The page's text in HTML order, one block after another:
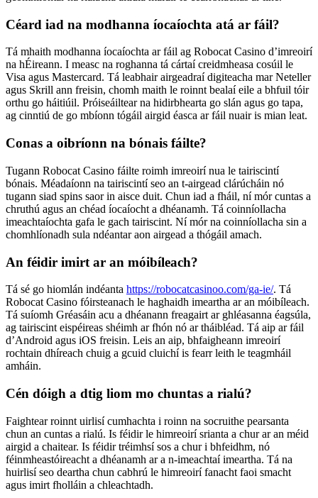
Céard iad na modhanna íocaíochta atá ar fáil?
Tá mhaith modhanna íocaíochta ar fáil ag Robocat Casino d’imreoirí
na hÉireann. I measc na roghanna tá cártaí creidmheasa cosúil le
Visa agus Mastercard. Tá leabhair airgeadraí digiteacha mar Neteller
agus Skrill ann freisin, chomh maith le roinnt bealaí eile a bhfuil tóir
orthu go háitiúil. Próiseáiltear na hidirbhearta go slán agus go tapa,
ag cinntiú de go mbíonn tógáil airgid éasca ar fáil nuair is mian leat.
Conas a oibríonn na bónais fáilte?
Tugann Robocat Casino fáilte roimh imreoirí nua le tairiscintí
bónais. Méadaíonn na tairiscintí seo an t-airgead clárúcháin nó
tugann siad spins saor in aisce duit. Chun iad a fháil, ní mór cuntas a
chruthú agus an chéad íocaíocht a dhéanamh. Tá coinníollacha
imeachtaíochta gafa le gach tairiscint. Ní mór na coinníollacha sin a
chomhlíonadh sula ndéantar aon airgead a thógáil amach.
An féidir imirt ar an móibíleach?
Tá sé go hiomlán indéanta https://robocatcasinoo.com/ga-ie/. Tá
Robocat Casino fóirsteanach le haghaidh imeartha ar an móibíleach.
Tá suíomh Gréasáin acu a dhéanann freagairt ar ghléasanna éagsúla,
ag tairiscint eispéireas shéimh ar fhón nó ar tháibléad. Tá aip ar fáil
d’Android agus iOS freisin. Leis an aip, bhfaigheann imreoirí
rochtain dhíreach chuig a gcuid cluichí is fearr leith le teagmháil
amháin.
Cén dóigh a dtig liom mo chuntas a rialú?
Faightear roinnt uirlisí cumhachta i roinn na socruithe pearsanta
chun an cuntas a rialú. Is féidir le himreoirí srianta a chur ar an méid
airgid a chaitear. Is féidir tréimhsí sos a chur i bhfeidhm, nó
féinmheastóireacht a dhéanamh ar a n-imeachtaí imeartha. Tá na
huirlisí seo deartha chun cabhrú le himreoirí fanacht faoi smacht
agus imirt fholláin a chleachtadh.